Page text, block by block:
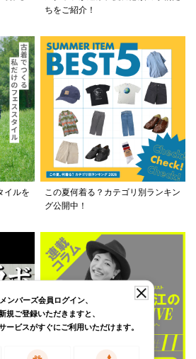
ちをご紹介！
イルを
この夏何着る？カテゴリ別ランキン
グ公開中！
ンバーズ会員ログイン、
規ご登録いただきますと、
ービスがすぐにご利用いただけます。